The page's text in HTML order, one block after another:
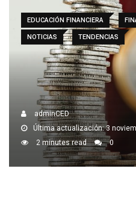
EDUCACIÓN FINANCIERA
NOTICIAS TENDENCIAS
adminCED
Última actualización: 3
2 minutes read
0